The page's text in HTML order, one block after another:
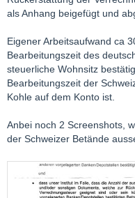
als Anhang beigefügt und
Eigener Arbeitsaufwand ca
Bearbeitungszeit des
steuerliche Wohnsitz
Bearbeitungszeit der
Kohle auf dem Konto ist.
Anbei noch 2 Screenshots,
der Schweizer Betände